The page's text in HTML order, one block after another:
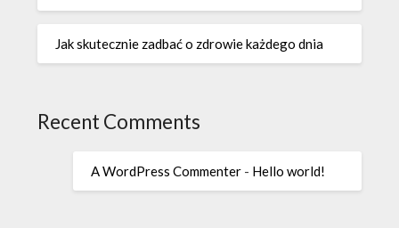
Jak skutecznie zadbać o zdrowie każdego dnia
Recent Comments
A WordPress Commenter - Hello world!